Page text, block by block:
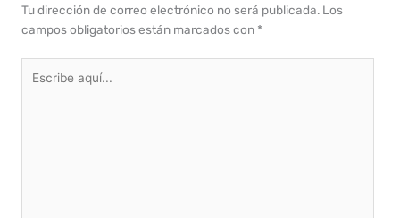
Tu dirección de correo electrónico no será publicada. Los
campos obligatorios están marcados con *
aquí...